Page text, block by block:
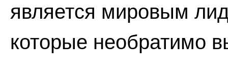
является мировым
которые необратимо